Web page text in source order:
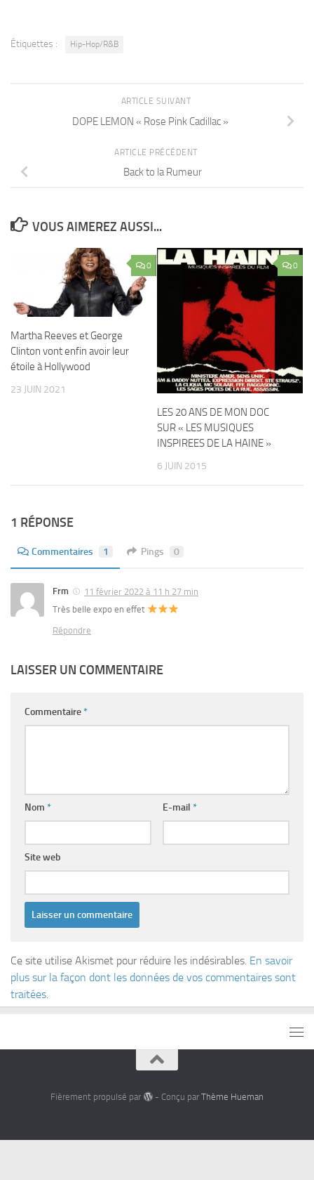
Étiquettes : Hip-Hop/R&B
ARTICLE SUIVANT
DOPE LEMON « Rose Pink Cadillac »
ARTICLE PRÉCÉDENT
Back to la Rumeur
VOUS AIMEREZ AUSSI...
0
Martha Reeves et George
Clinton vont enfin avoir leur
étoile à Hollywood
23 JUIN 2021
0
LES 20 ANS DE MON DOC
SUR « LES MUSIQUES
INSPIREES DE LA HAINE »
6 JUIN 2015
1 RÉPONSE
Commentaires 1 Pings 0
Frm
11 février 2022 à 11 h 27 min
Très belle expo en effet
Répondre
LAISSER UN COMMENTAIRE
Commentaire*
Nom * E-mail *
Site web
Ce site utilise Akismet pour réduire les indésirables. En savoir
plus sur la façon dont les données de vos commentaires sont
traitées.
Fièrement propulsé par - Conçu par Thème Hueman